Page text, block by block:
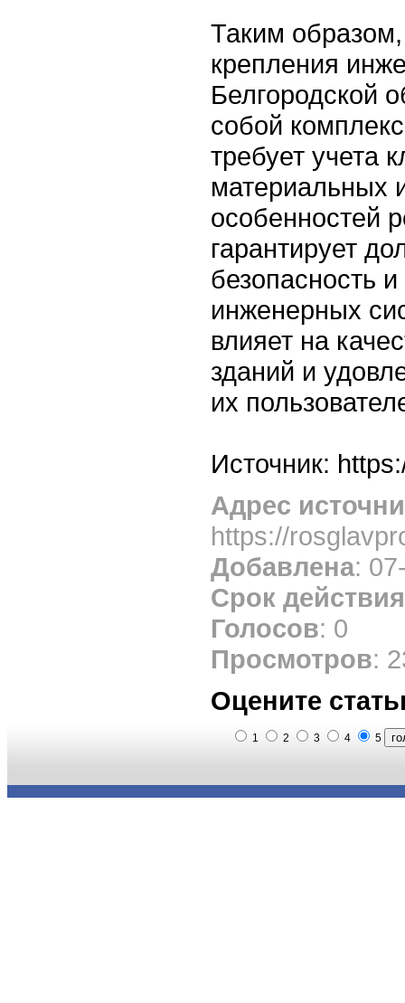
Таким
крепления
Белгородской
собой
требует учета
материальных
особенностей
гарантирует
безопасность
инженерных
влияет на
зданий и
их
Источник:
Адрес
https://
Добавлена:
Срок действия
Голосов: 0
Просмотров:
Оцените
1 2 3 4 5